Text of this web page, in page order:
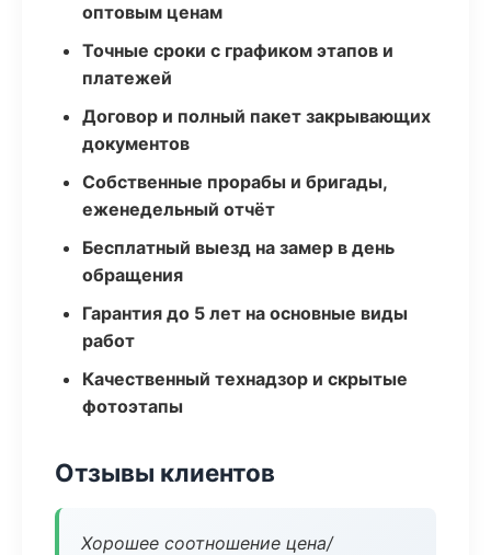
оптовым ценам
Точные сроки с графиком этапов и
платежей
Договор и полный пакет закрывающих
документов
Собственные прорабы и бригады,
еженедельный отчёт
Бесплатный выезд на замер в день
обращения
Гарантия до 5 лет на основные виды
работ
Качественный технадзор и скрытые
фотоэтапы
Отзывы клиентов
Хорошее соотношение цена/